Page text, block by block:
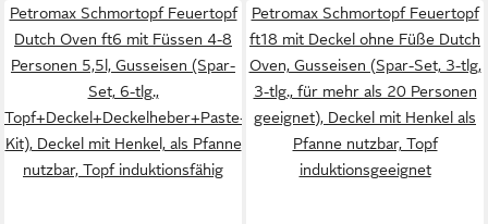
Petromax Schmortopf Feuertopf
Dutch Oven ft6 mit Füssen 4-8
Personen 5,5l, Gusseisen (Spar-
Set, 6-tlg.,
Topf+Deckel+Deckelheber+Paste+Schaber+Feuer-
Kit), Deckel mit Henkel, als Pfanne
nutzbar, Topf induktionsfähig
Petromax Schmortopf Feuertopf
ft18 mit Deckel ohne Füße Dutch
Oven, Gusseisen (Spar-Set, 3-tlg,
3-tlg., für mehr als 20 Personen
geeignet), Deckel mit Henkel als
Pfanne nutzbar, Topf
induktionsgeeignet